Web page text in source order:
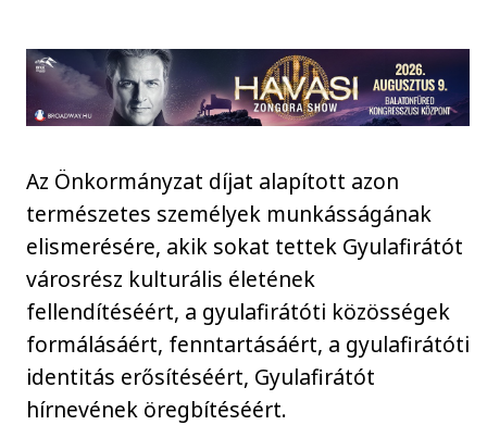
Az Önkormányzat díjat alapított azon
természetes személyek munkásságának
elismerésére, akik sokat tettek Gyulafirátót
városrész kulturális életének
fellendítéséért, a gyulafirátóti közösségek
formálásáért, fenntartásáért, a gyulafirátóti
identitás erősítéséért, Gyulafirátót
hírnevének öregbítéséért.